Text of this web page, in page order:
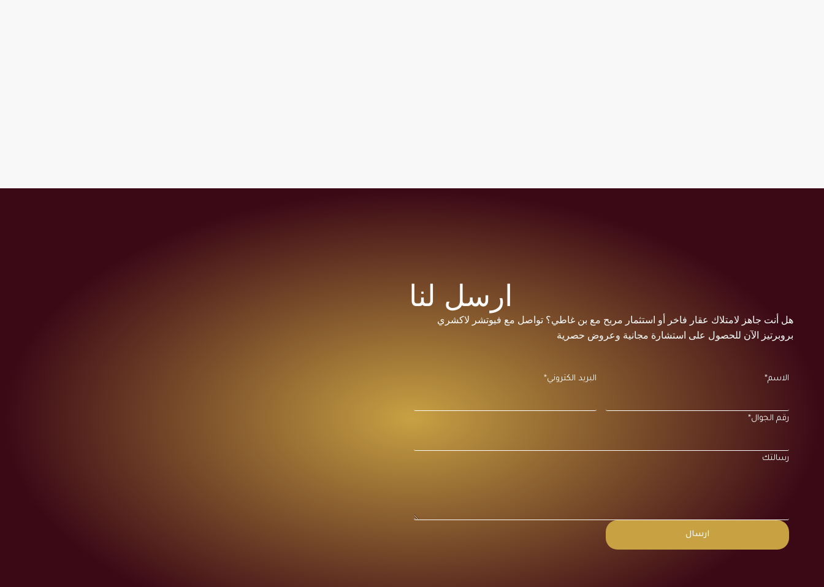
ارسل لنا
هل أنت جاهز لامتلاك عقار فاخر أو استثمار مربح مع بن غاطي؟ تواصل مع فيوتشر لاكشري
بروبرتيز الآن للحصول على استشارة مجانية وعروض حصرية
الاسم* البريد الكتروني*
رقم الجوال*
رسالتك
ارسال